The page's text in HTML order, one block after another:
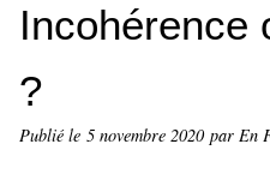
Incohérence
?
Publié le 5 novembre 2020 par En